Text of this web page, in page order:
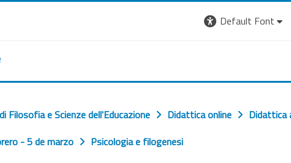
Default Font
Filosofia e Scienze dell'Educazione Didattica online Didattica
- 5 de marzo Psicologia e filogenesi